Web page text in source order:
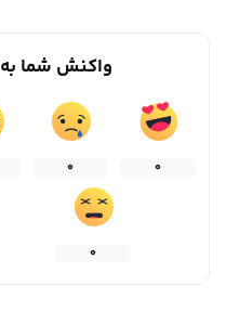
واکنش شما
0
0
0